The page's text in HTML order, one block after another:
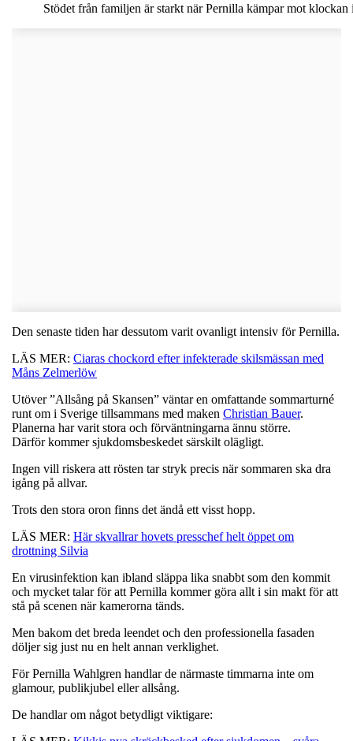
Stödet från familjen är starkt när Pernilla kämpar mot
Den senaste tiden har dessutom varit ovanligt intensiv för Pernilla.
LÄS MER: Ciaras chockord efter infekterade skilsmässan med
Måns Zelmerlöw
Utöver ”Allsång på Skansen” väntar en omfattande sommarturné
runt om i Sverige tillsammans med maken Christian Bauer.
Planerna har varit stora och förväntningarna ännu större.
Därför kommer sjukdomsbeskedet särskilt olägligt.
Ingen vill riskera att rösten tar stryk precis när sommaren ska dra
igång på allvar.
Trots den stora oron finns det ändå ett visst hopp.
LÄS MER: Här skvallrar hovets presschef helt öppet om
drottning Silvia
En virusinfektion kan ibland släppa lika snabbt som den kommit
och mycket talar för att Pernilla kommer göra allt i sin makt för att
stå på scenen när kamerorna tänds.
Men bakom det breda leendet och den professionella fasaden
döljer sig just nu en helt annan verklighet.
För Pernilla Wahlgren handlar de närmaste timmarna inte om
glamour, publikjubel eller allsång.
De handlar om något betydligt viktigare: